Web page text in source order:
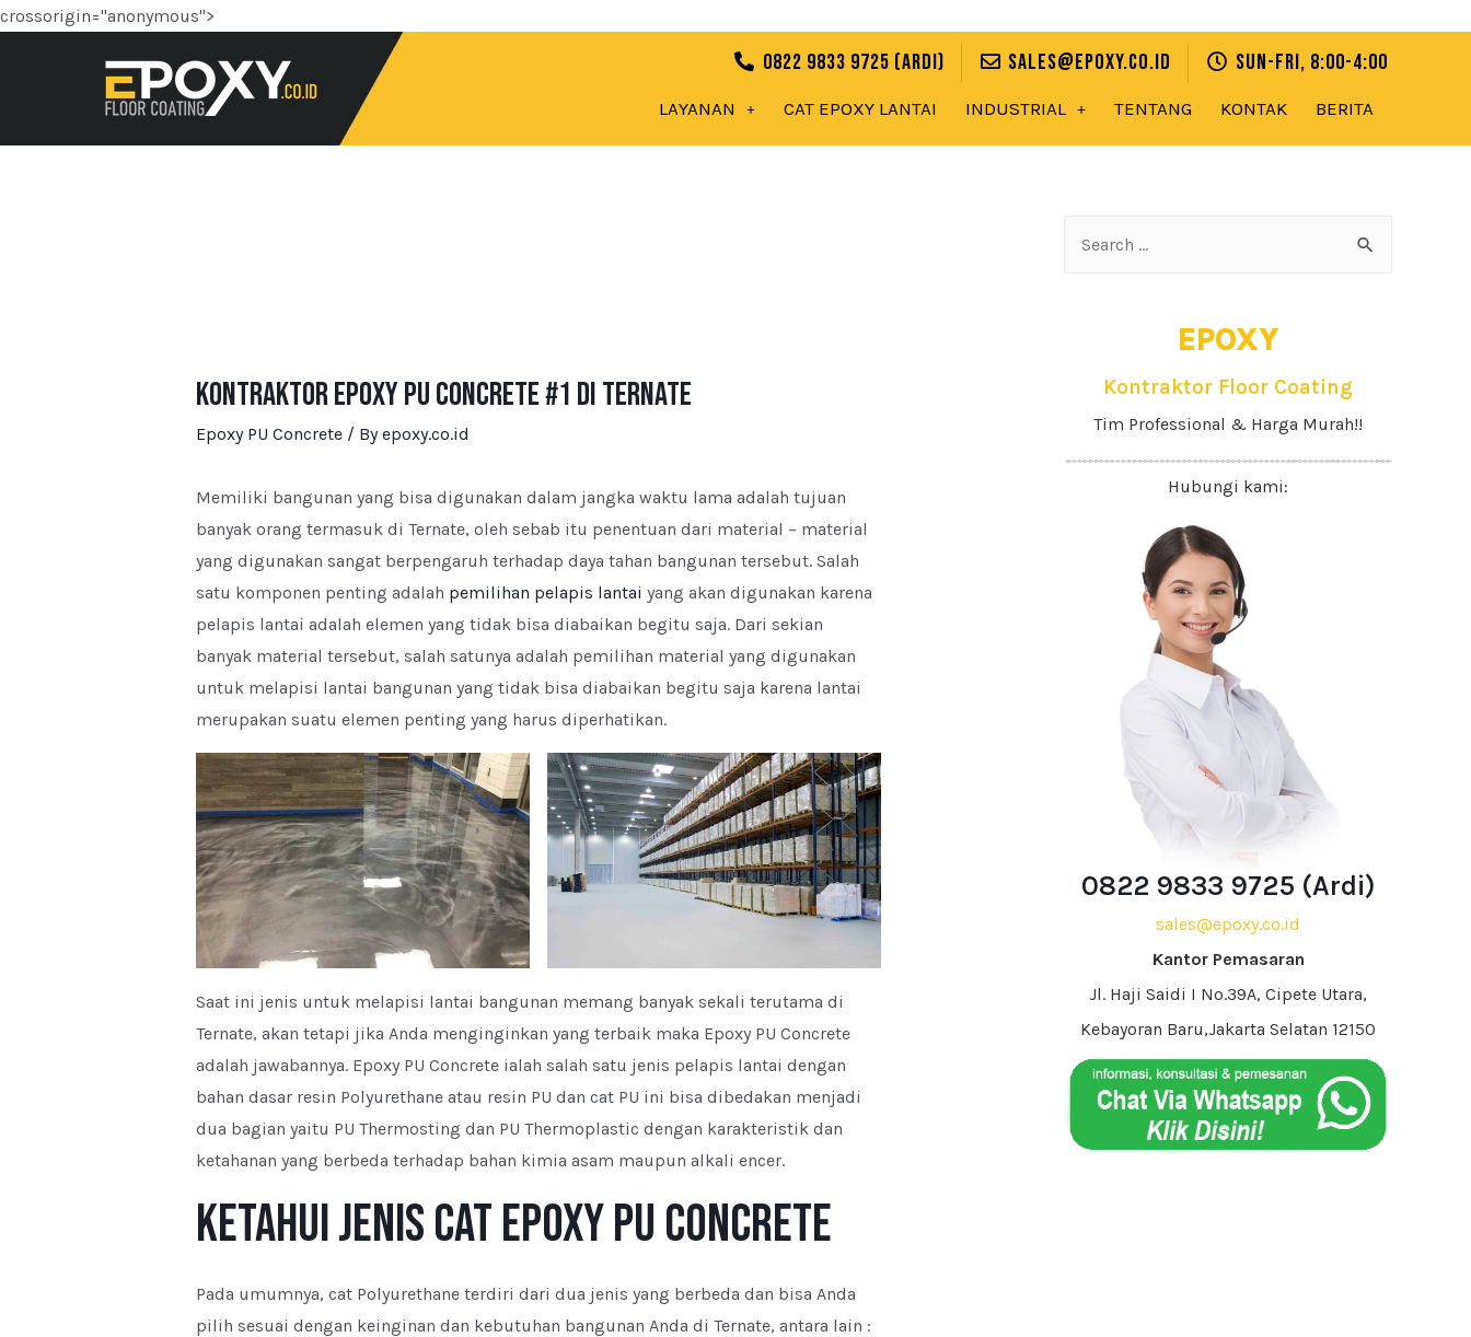
crossorigin="anonymous">
0822 9833 9725 (Ardi) sales@epoxy.co.id Sun-Fri, 8:00-4:00
LAYANAN CAT EPOXY LANTAI INDUSTRIAL TENTANG KONTAK BERITA
Kontraktor Epoxy PU Concrete #1 di Ternate
Epoxy PU Concrete/ Byepoxy.co.id
Memiliki bangunan yang bisa digunakan dalam jangka waktu lama adalah tujuan
banyak orang termasuk di Ternate, oleh sebab itu penentuan dari material – material
yang digunakan sangat berpengaruh terhadap daya tahan bangunan tersebut. Salah
satu komponen penting adalah pemilihan pelapis lantai yang akan digunakan karena
pelapis lantai adalah elemen yang tidak bisa diabaikan begitu saja. Dari sekian
banyak material tersebut, salah satunya adalah pemilihan material yang digunakan
untuk melapisi lantai bangunan yang tidak bisa diabaikan begitu saja karena lantai
merupakan suatu elemen penting yang harus diperhatikan.
Saat ini jenis untuk melapisi lantai bangunan memang banyak sekali terutama di
Ternate, akan tetapi jika Anda menginginkan yang terbaik maka Epoxy PU Concrete
adalah jawabannya. Epoxy PU Concrete ialah salah satu jenis pelapis lantai dengan
bahan dasar resin Polyurethane atau resin PU dan cat PU ini bisa dibedakan menjadi
dua bagian yaitu PU Thermosting dan PU Thermoplastic dengan karakteristik dan
ketahanan yang berbeda terhadap bahan kimia asam maupun alkali encer.
Ketahui Jenis Cat Epoxy PU Concrete
Pada umumnya, cat Polyurethane terdiri dari dua jenis yang berbeda dan bisa Anda
pilih sesuai dengan keinginan dan kebutuhan bangunan Anda di Ternate, antara lain :
EPOXY
Kontraktor Floor Coating
Tim Professional & Harga Murah!!
Hubungi kami:
0822 9833 9725 (Ardi)
sales@epoxy.co.id
Kantor Pemasaran
Jl. Haji Saidi I No.39A, Cipete Utara,
Kebayoran Baru,Jakarta Selatan 12150